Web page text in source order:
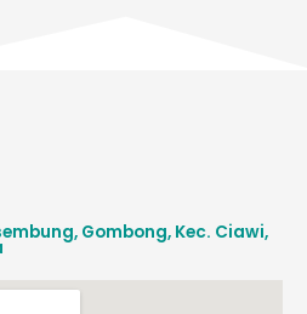
Gombong, Kec. Ciawi,